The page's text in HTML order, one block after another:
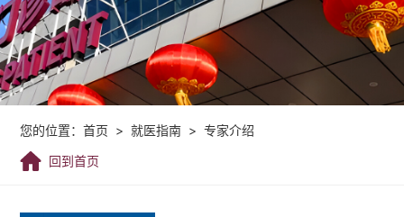
您的位置：首页 > 就医指南 > 专家介绍
回到首页